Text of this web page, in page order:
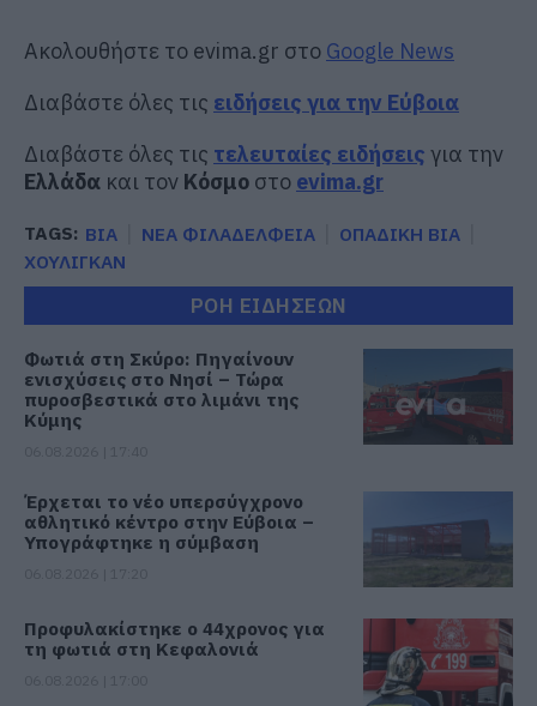
Ακολουθήστε το evima.gr στο Google News
Διαβάστε όλες τις ειδήσεις για την Εύβοια
Διαβάστε όλες τις τελευταίες ειδήσεις για την
Ελλάδα και τον Κόσμο στο evima.gr
TAGS: ΒΙΑ ΝΕΑ ΦΙΛΑΔΕΛΦΕΙΑ
ΟΠΑΔΙΚΗ ΒΙΑ
ΧΟΥΛΙΓΚΑΝ
ΡΟΗ ΕΙΔΗΣΕΩΝ
Φωτιά στη Σκύρο: Πηγαίνουν
ενισχύσεις στο Νησί – Τώρα
πυροσβεστικά στο λιμάνι της
Κύμης
Έρχεται το νέο υπερσύγχρονο
αθλητικό κέντρο στην Εύβοια –
Υπογράφτηκε η σύμβαση
Προφυλακίστηκε ο 44χρονος για
τη φωτιά στη Κεφαλονιά